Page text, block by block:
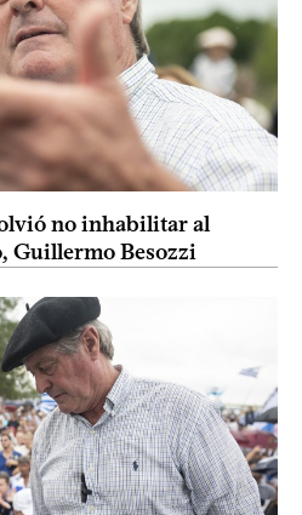
no inhabilitar al
Guillermo Besozzi